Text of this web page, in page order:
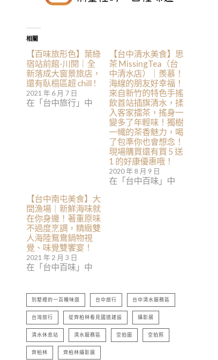
相關
【百味旅形色】葉綠
宿站前館-川閱｜全
新落成大窗景旅店，
還有臥榻區超 chill !
2021 年 6 月 7 日
在「台中旅行」中
【台中清水美食】思
茶 MissingTea（台
中清水店）｜羨慕！
海線的朋友好幸福！
來自新竹的特色手搖
飲首站插旗清水，揉
入客家擂茶，搖身一
變多了年輕味！獨樹
一幟的茶香魅力，喝
了包準你也會想念！
現場購買還有買 5 送
1 的好康優惠哦！
2020 年 8 月 9 日
在「台中百味」中
【台中南屯美食】大
間漁場｜新鮮海味就
在你身邊！著重原味
不過度烹調，精緻雙
人海陸鴛鴦鍋物視
覺、味覺雙饗宴！
2021 年 2 月 3 日
在「台中百味」中
別墅裡的一百種味道 台中旅行 台中清水服務區
台灣旅行 從齊柏林看見國道建設 攝影展
清水休息站 清水服務區 空拍圖 空拍照
齊柏林 齊柏林攝影展